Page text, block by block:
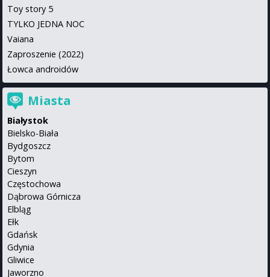
Toy story 5
TYLKO JEDNA NOC
Vaiana
Zaproszenie (2022)
Łowca androidów
Miasta
Białystok
Bielsko-Biała
Bydgoszcz
Bytom
Cieszyn
Częstochowa
Dąbrowa Górnicza
Elbląg
Ełk
Gdańsk
Gdynia
Gliwice
Jaworzno